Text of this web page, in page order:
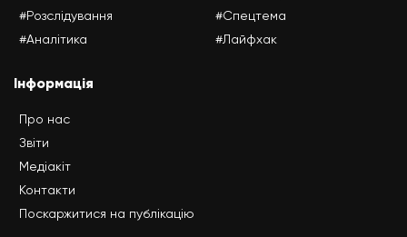
#Розслідування
#Аналітика
#Спецтема
#Лайфхак
Інформація
Про нас
Звіти
Медіакіт
Контакти
Поскаржитися на публікацію